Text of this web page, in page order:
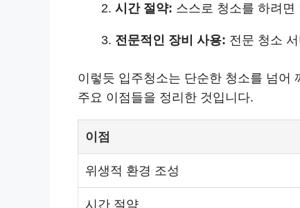
시간 절약: 스스로 청소를 하려
전문적인 장비 사용: 전문 청소
이렇듯 입주청소는 단순한 청소를 넘어
주요 이점들을 정리한 것입니다.
이점
위생적 환경 조성
시간 절약